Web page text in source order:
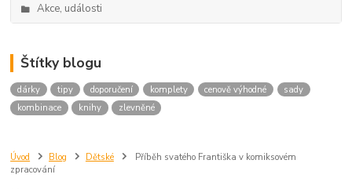
Akce, události
Štítky blogu
dárky tipy doporučení komplety cenově výhodné
sady
kombinace
knihy zlevněné
Úvod Blog Dětské
Příběh svatého Františka v komiksovém
zpracování